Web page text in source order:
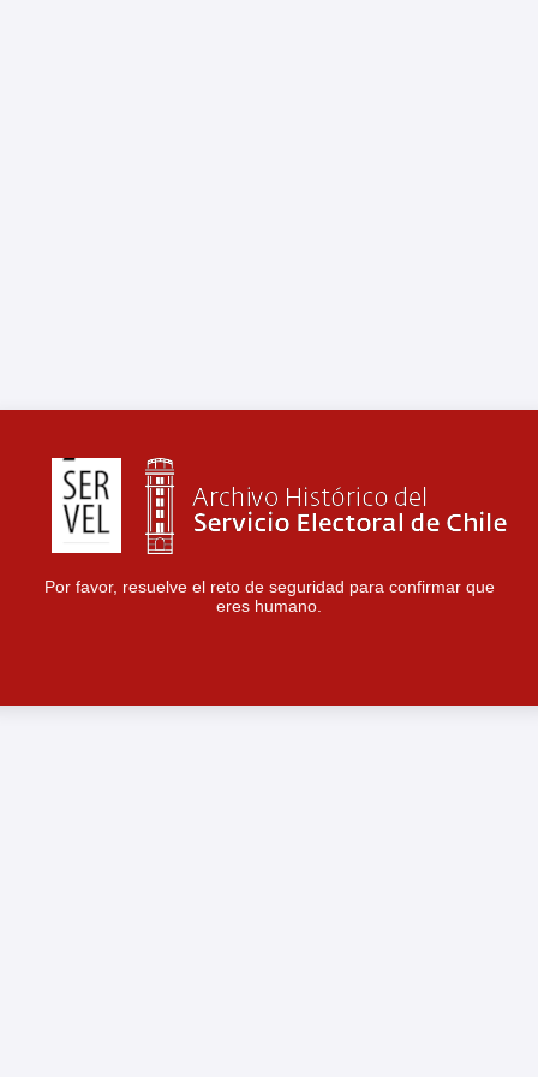
Por favor, resuelve el reto de seguridad para confirmar que
eres humano.